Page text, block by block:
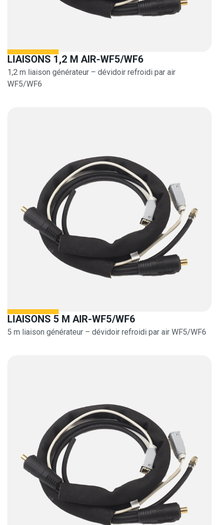
LIAISONS 1,2 M AIR-WF5/WF6
1,2 m liaison générateur – dévidoir refroidi par air
WF5/WF6
LIAISONS 5 M AIR-WF5/WF6
5 m liaison générateur – dévidoir refroidi par air WF5/WF6